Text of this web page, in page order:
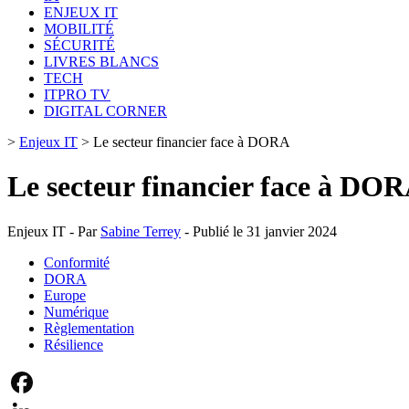
ENJEUX IT
MOBILITÉ
SÉCURITÉ
LIVRES BLANCS
TECH
ITPRO TV
DIGITAL CORNER
> Enjeux IT > Le secteur financier face à DORA
Le secteur financier face à
Enjeux IT - Par Sabine Terrey - Publié le 31 janvier 2024
Conformité
DORA
Europe
Numérique
Règlementation
Résilience